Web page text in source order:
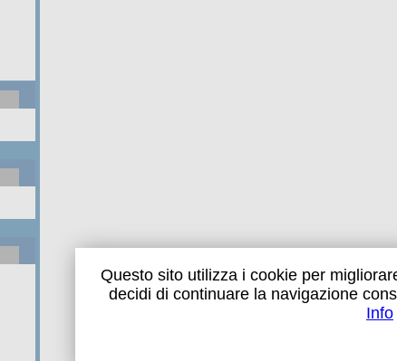
Questo sito utilizza i cookie per
decidi di continuare la navigazione
Info